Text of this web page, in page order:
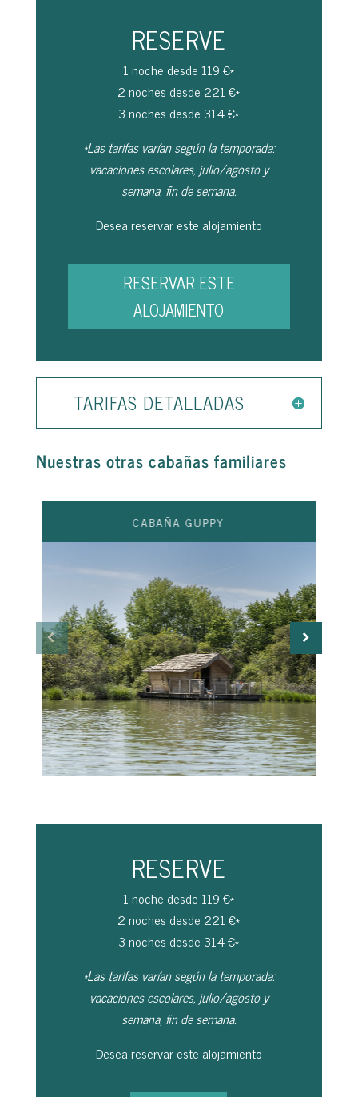
RESERVE
1 noche desde 119 €*
2 noches desde 221 €*
3 noches desde 314 €*
*Las tarifas varían según la temporada:
vacaciones escolares, julio/agosto y
semana, fin de semana.
Desea reservar este alojamiento
RESERVAR ESTE
ALOJAMIENTO
TARIFAS DETALLADAS
Nuestras otras cabañas familiares
CABAÑA GUPPY
RESERVE
1 noche desde 119 €*
2 noches desde 221 €*
3 noches desde 314 €*
*Las tarifas varían según la temporada:
vacaciones escolares, julio/agosto y
semana, fin de semana.
Desea reservar este alojamiento